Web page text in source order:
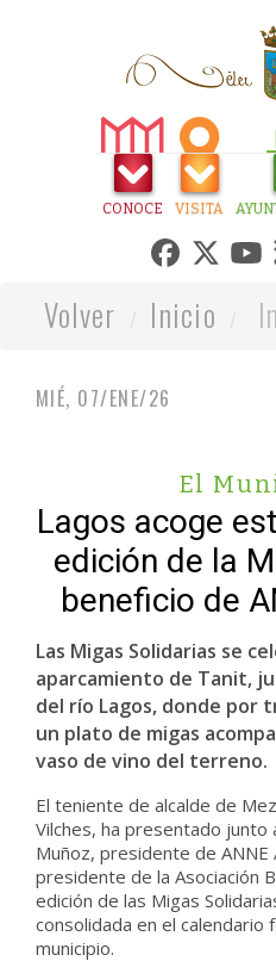
CONOCE VISITA
Volver Inicio
MIÉ, 07/ENE/26
El
Lagos acoge
edición de la
beneficio de
Las Migas Solidarias se
aparcamiento de Tanit,
del río Lagos, donde por
un plato de migas
vaso de vino del terreno.
El teniente de alcalde de
Vilches, ha presentado junto
Muñoz, presidente de ANNE
presidente de la Asociación
edición de las Migas
consolidada en el calendario
municipio.